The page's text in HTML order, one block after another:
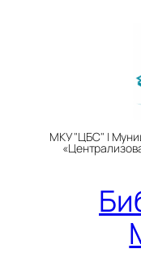
МКУ "ЦБС" |